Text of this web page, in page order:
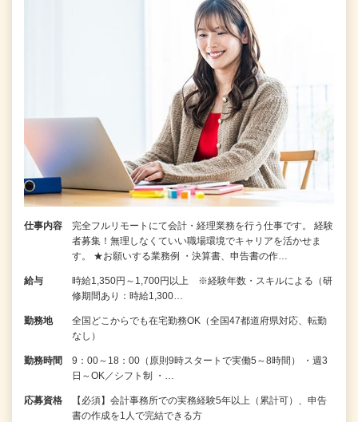
仕事内容
完全フルリモートにて会計・経理業務を行う仕事です。 経験
者募集！無理しなくていい職場環境でキャリアを活かせま
す。 ★お願いする業務例 ・決算書、申告書の作…
給与
時給1,350円～1,700円以上 ※経験年数・スキルによる（研
修期間あり：時給1,300…
勤務地
全国どこからでも在宅勤務OK（全国47都道府県対応、転勤
なし）
勤務時間
9：00～18：00（原則9時スタートで実働5～8時間） ・週3
日～OK／シフト制 ・…
応募資格
【必須】会計事務所での実務経験5年以上（累計可）、申告
書の作成を1人で完結できる方